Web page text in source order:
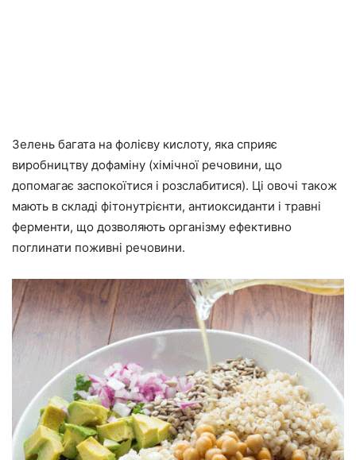
Зелень багата на фолієву кислоту, яка сприяє
виробництву дофаміну (хімічної речовини, що
допомагає заспокоїтися і розслабитися). Ці овочі також
мають в складі фітонутрієнти, антиоксиданти і травні
ферменти, що дозволяють організму ефективно
поглинати поживні речовини.